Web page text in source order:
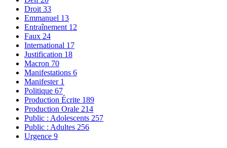
Droit 33
Emmanuel 13
Entraînement 12
Faux 24
International 17
Justification 18
Macron 70
Manifestations 6
Manifester 1
Politique 67
Production Écrite 189
Production Orale 214
Public : Adolescents 257
Public : Adultes 256
Urgence 9